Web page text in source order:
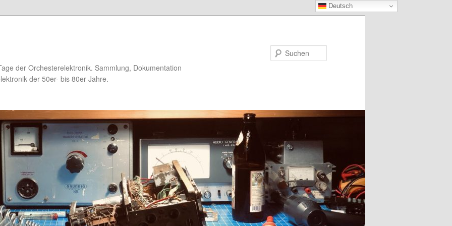
der Orchesterelektronik. Sammlung, Dokumentation
der 50er- bis 80er Jahre.
Deutsch